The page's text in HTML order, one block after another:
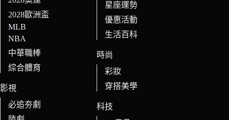
2028歐洲盃
MLB
NBA
中華職棒
綜合體育
影視
必追夯劇
星座運勢
優惠活動
生活百科
時尚
彩妝
穿搭美學
科技